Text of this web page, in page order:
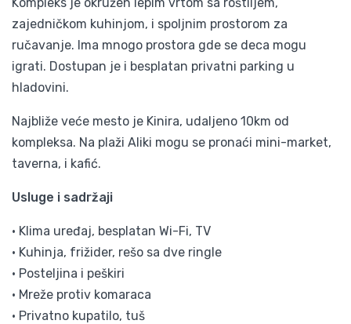
zajedničkom kuhinjom, i spoljnim prostorom za
ručavanje. Ima mnogo prostora gde se deca mogu
igrati. Dostupan je i besplatan privatni parking u
hladovini.
Najbliže veće mesto je Kinira, udaljeno 10km od
kompleksa. Na plaži Aliki mogu se pronaći mini-market,
taverna, i kafić.
Usluge i sadržaji
• Klima uređaj, besplatan Wi-Fi, TV
• Kuhinja, frižider, rešo sa dve ringle
• Posteljina i peškiri
• Mreže protiv komaraca
• Privatno kupatilo, tuš